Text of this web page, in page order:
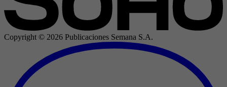
Copyright © 2026 Publicaciones Semana S.A.